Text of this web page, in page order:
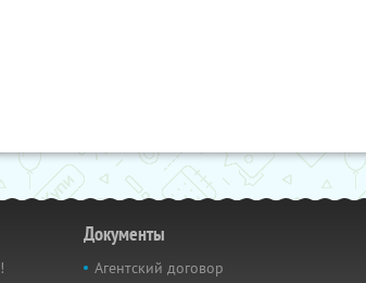
Документы
Агентский договор